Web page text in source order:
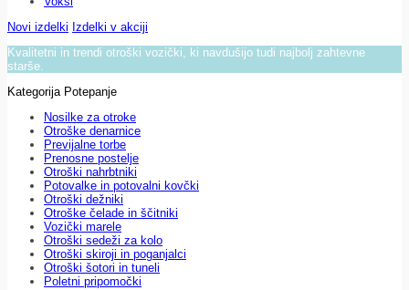
Novi izdelki Izdelki v akciji
Kvalitetni in trendi otroški vozički, ki navdušijo tudi najbolj zahtevne
starše.
Kategorija Potepanje
Nosilke za otroke
Otroške denarnice
Previjalne torbe
Prenosne postelje
Otroški nahrbtniki
Potovalke in potovalni kovčki
Otroški dežniki
Otroške čelade in ščitniki
Vozički marele
Otroški sedeži za kolo
Otroški skiroji in poganjalci
Otroški šotori in tuneli
Poletni pripomočki